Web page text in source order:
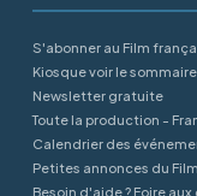
S'abonner au Film
Kiosque voir le sommaire
Newsletter gratuite
Toute la production -
Calendrier des
Petites annonces du
Besoin d'aide ? Foire